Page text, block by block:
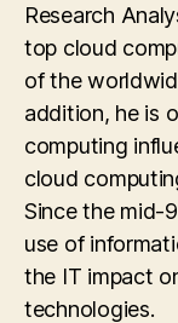
Research
top cloud
of the
addition, he is
computing
cloud
Since the mid-
use of
the IT impact
technologies.